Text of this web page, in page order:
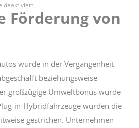
deaktiviertfür
Erweiterte
Autos
Förderung von
wurde in der Vergangenheit
beziehungsweise
großzügige Umweltbonus wurde
in-Hybridfahrzeuge wurden die
gestrichen. Unternehmen